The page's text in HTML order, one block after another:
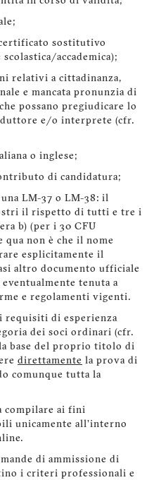
sostitutivo
accademica);
relativi a cittadinanza,
e mancata pronunzia di
possano pregiudicare lo
e/o interprete (cfr.
o inglese;
di candidatura;
LM-37 o LM-38: il
il rispetto di tutti e tre i
b) (per i 30 CFU
non è che il nome
esplicitamente il
altro documento ufficiale
tenuta a
e regolamenti vigenti.
requisiti di esperienza
dei soci ordinari (cfr.
base del proprio titolo di
direttamente la prova di
comunque tutta la
compilare ai fini
unicamente all'interno
di ammissione di
i criteri professionali e